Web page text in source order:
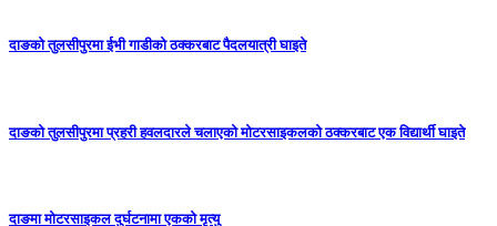
दाङको तुलसीपुरमा ईभी गाडीको ठक्करबाट पैदलयात्री घाइते
दाङको तुलसीपुरमा प्रहरी हवलदारले चलाएको मोटरसाइकलको ठक्करबाट एक विद्यार्थी घाइते
दाङमा मोटरसाइकल दुर्घटनामा एकको मृत्यु